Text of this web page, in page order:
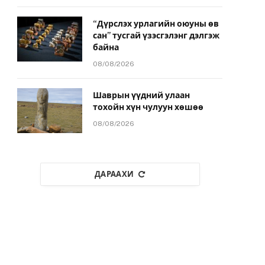
“Дүрслэх урлагийн оюуны өв
сан” тусгай үзэсгэлэнг дэлгэж
байна
08/08/2026
Шаврын үүдний улаан
тохойн хүн чулуун хөшөө
08/08/2026
ДАРААХИ